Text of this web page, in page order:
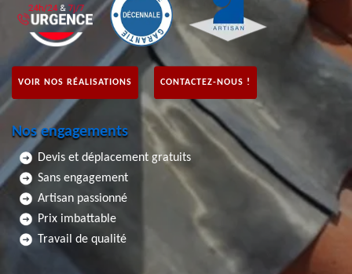
VOIR NOS RÉALISATIONS CONTACTEZ-NOUS !
Nos engagements
Devis et déplacement gratuits
Sans engagement
Artisan passionné
Prix imbattable
Travail de qualité